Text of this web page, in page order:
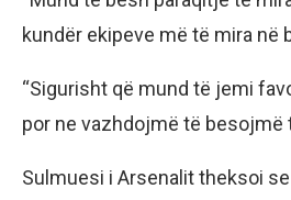
kundër ekipeve më të mira në
“Sigurisht që mund të jemi
por ne vazhdojmë të besojmë
Sulmuesi i Arsenalit theksoi